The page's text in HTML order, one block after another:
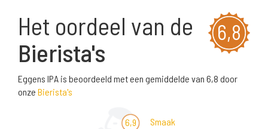
6,8
Het oordeel van de
Bierista's
Eggens IPA is beoordeeld met een gemiddelde van 6,8 door
onze Bierista's
6,9 Smaak